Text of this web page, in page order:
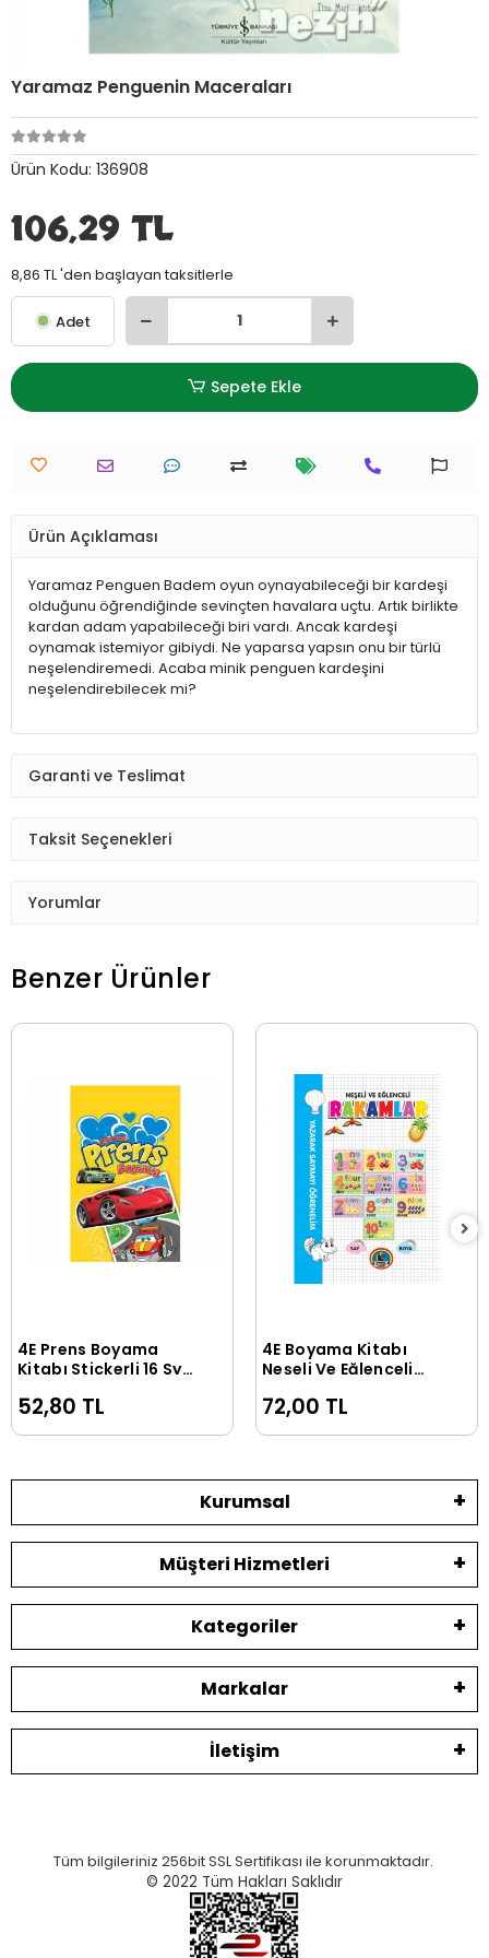
Yaramaz Penguenin Maceraları
Ürün Kodu: 136908
106,29 TL
8,86 TL 'den başlayan taksitlerle
Adet
Sepete Ekle
Ürün Açıklaması
Yaramaz Penguen Badem oyun oynayabileceği bir kardeşi
olduğunu öğrendiğinde sevinçten havalara uçtu. Artık birlikte
kardan adam yapabileceği biri vardı. Ancak kardeşi
oynamak istemiyor gibiydi. Ne yaparsa yapsın onu bir türlü
neşelendiremedi. Acaba minik penguen kardeşini
neşelendirebilecek mi?
Garanti ve Teslimat
Taksit Seçenekleri
Yorumlar
Benzer Ürünler
Sepete Ekle
4E Prens Boyama
Kitabı Stickerli 16 Syf
52,80 TL
Sepete Ekle
4E Boyama Kitabı
Neşeli Ve Eğlenceli
Yayınevi
72,00 TL
Kurumsal
Müşteri Hizmetleri
Kategoriler
Markalar
İletişim
Tüm bilgileriniz 256bit SSL Sertifikası ile korunmaktadır.
© 2022 Tüm Hakları Saklıdır